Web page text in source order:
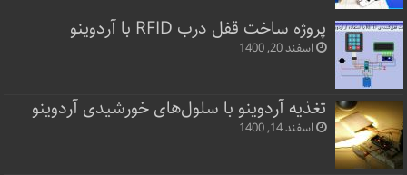
پروژه ساخت قفل‌ درب RFID با آردوینو
اسفند 20, 1400
تغذیه آردوینو با سلول‌های خورشیدی آردوینو
اسفند 14, 1400